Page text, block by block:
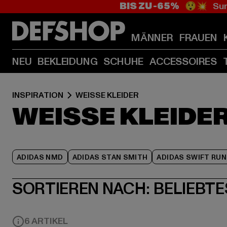
BIS ZU -65% 😲💥
MÄNNER FRAUEN
NEU BEKLEIDUNG SCHUHE ACCESSOIRES
INSPIRATION WEISSE KLEIDER
WEISSE
ADIDAS NMD ADIDAS STAN SMITH ADIDAS SWIFT RUN
SORTIEREN NACH:
6 ARTIKEL